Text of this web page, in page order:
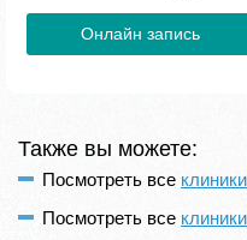
Онлайн запись
Также вы можете:
Посмотреть все
Посмотреть все